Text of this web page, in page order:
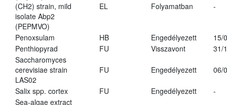
(CH2) strain, mild
isolate Abp2
(PEPMVO)
EL Folyamatban -
Penoxsulam HB Engedélyezett
15/
Penthiopyrad
FU Visszavont
31/
Saccharomyces
cerevisiae strain
LAS02
FU Engedélyezett 06/
Salix spp. cortex FU Engedélyezett
-
Sea-algae extract